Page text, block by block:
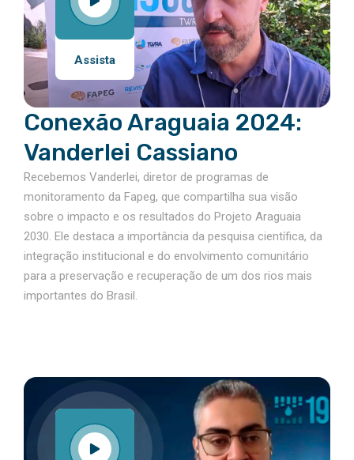
Assista
Conexão Araguaia 2024:
Vanderlei Cassiano
Recebemos Vanderlei, diretor de programas de
monitoramento da Fapeg, que compartilha sua visão
sobre o impacto e os resultados do Projeto Araguaia
2030. Ele destaca a importância da pesquisa científica, da
integração institucional e do envolvimento comunitário
para a preservação e recuperação de um dos rios mais
importantes do Brasil.